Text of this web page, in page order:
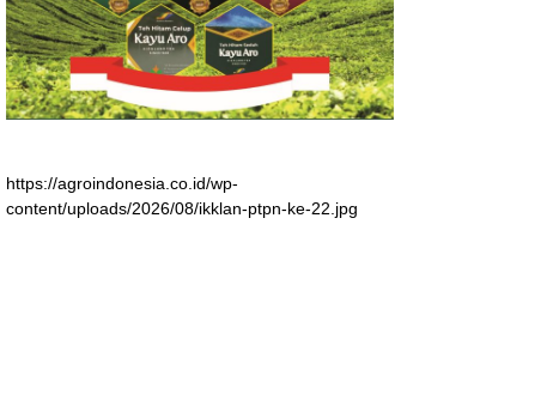
https://agroindonesia.co.id/wp-
content/uploads/2026/08/ikklan-ptpn-ke-22.jpg